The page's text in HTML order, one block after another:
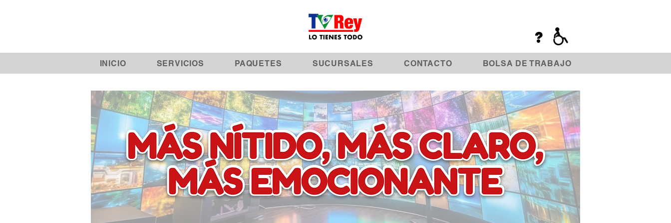
?
INICIO SERVICIOS PAQUETES SUCURSALES CONTACTO BOLSA DE TRABAJO